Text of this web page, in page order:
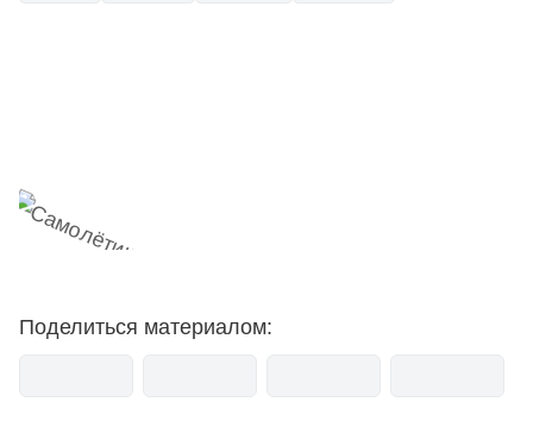
Поделиться материалом: